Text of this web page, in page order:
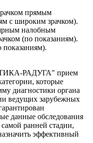
прямым
с широким зрачком).
налобным
(по показаниям).
РАДУГА" прием
которые
диагностики органа
ведущих зарубежных
данные обследования
самой ранней стадии,
эффективный